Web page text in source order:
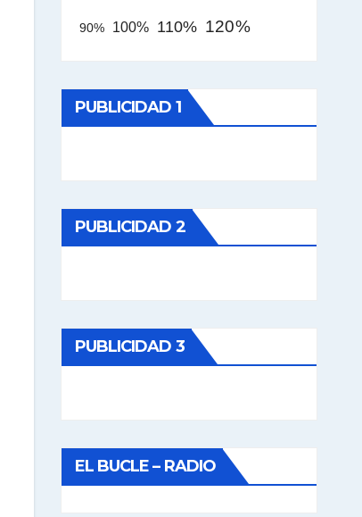
90% 100% 110% 120%
PUBLICIDAD 1
PUBLICIDAD 2
PUBLICIDAD 3
EL BUCLE – RADIO